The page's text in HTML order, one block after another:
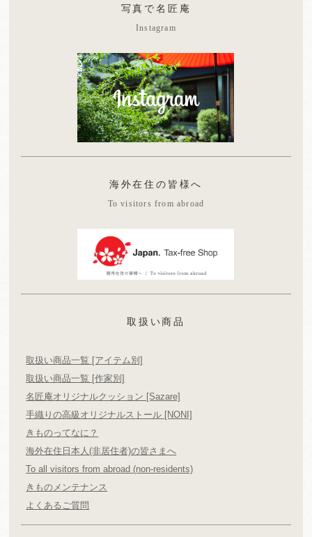
写真で名匠庵
Instagram
海外在住の皆様へ
To visitors from abroad
取扱い商品
取扱い商品一覧 [アイテム別]
取扱い商品一覧 [作家別]
名匠庵オリジナルクッション [Sazare]
手織りの高級オリジナルストール [NONI]
きものってなに？
海外在住日本人(非居住者)の皆さまへ
To all visitors from abroad (non-residents)
きものメンテナンス
よくあるご質問